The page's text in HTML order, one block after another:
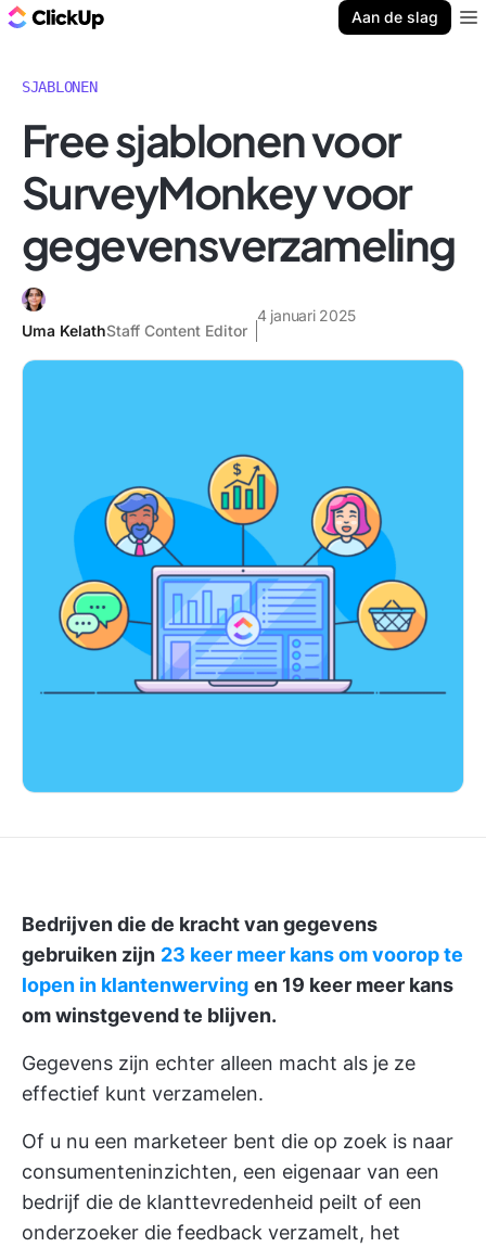
Aan de slag
SJABLONEN
Free sjablonen voor
SurveyMonkey voor
gegevensverzameling
Uma KelathStaff Content Editor
4 januari 2025
Bedrijven die de kracht van gegevens
gebruiken zijn 23 keer meer kans om voorop te
lopen in klantenwerving en 19 keer meer kans
om winstgevend te blijven.
Gegevens zijn echter alleen macht als je ze
effectief kunt verzamelen.
Of u nu een marketeer bent die op zoek is naar
consumenteninzichten, een eigenaar van een
bedrijf die de klanttevredenheid peilt of een
onderzoeker die feedback verzamelt, het